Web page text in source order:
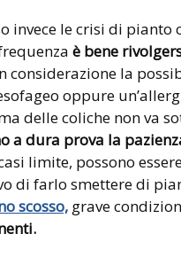
invece le crisi di pianto
è bene
considerazione la
oppure
delle coliche non va
a dura prova la
limite, possono
di farlo smettere di
scosso, grave